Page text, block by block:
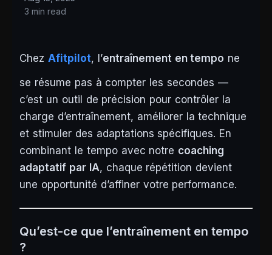
3 min read
Chez Afitpilot, l’entraînement en tempo ne
se résume pas à compter les secondes —
c’est un outil de précision pour contrôler la
charge d’entraînement, améliorer la technique
et stimuler des adaptations spécifiques. En
combinant le tempo avec notre coaching
adaptatif par IA, chaque répétition devient
une opportunité d’affiner votre performance.
Qu’est-ce que l’entraînement en tempo
?